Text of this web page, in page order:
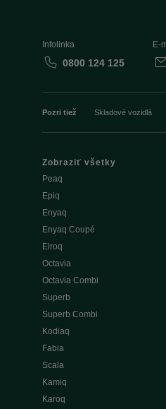
Infolinka
0800 124 125
E-
Pozri tiež Skladové vozidlá
Zobraziť všetky
Peaq
Epiq
Enyaq
Enyaq Coupé
Elroq
Octavia
Octavia Combi
Superb
Superb Combi
Kodiaq
Fabia
Scala
Kamiq
Karoq